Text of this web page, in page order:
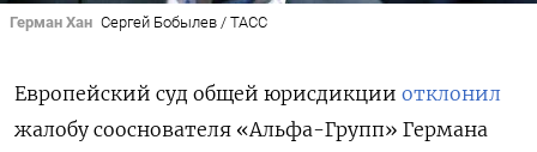
Герман Хан Сергей Бобылев / ТАСС
Европейский суд общей юрисдикции отклонил
жалобу сооснователя «Альфа-Групп» Германа